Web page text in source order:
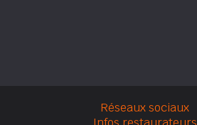
Réseaux sociaux